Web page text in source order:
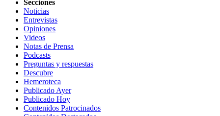
Secciones
Noticias
Entrevistas
Opiniones
Videos
Notas de Prensa
Podcasts
Preguntas y respuestas
Descubre
Hemeroteca
Publicado Ayer
Publicado Hoy
Contenidos Patrocinados